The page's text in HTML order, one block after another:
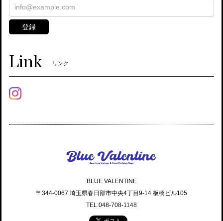
登録
Link リンク
BLUE VALENTINE
〒344-0067 埼玉県春日部市中央4丁目9-14 板橋ビル105
TEL:048-708-1148